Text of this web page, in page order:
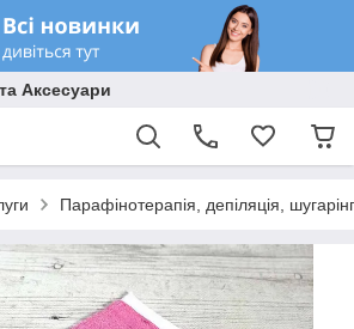
Аксесуари
Парафінотерапія, депіляція, шугарінг